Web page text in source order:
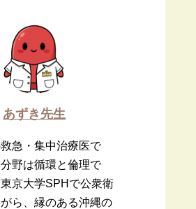
あずき先生
急・集中治療医で
野は循環と倫理で
京大学SPHで公衆衛
ら、縁のある沖縄の